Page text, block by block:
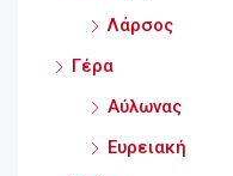
Λάρσος
Γέρα
Αύλωνας
Ευρειακή